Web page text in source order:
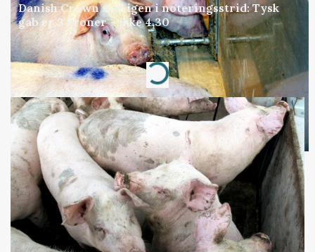
Danish Crown slår igen i noteringsstrid: Tysk
gab er 3 kroner – ikke 4,30
Annonce
Loading...